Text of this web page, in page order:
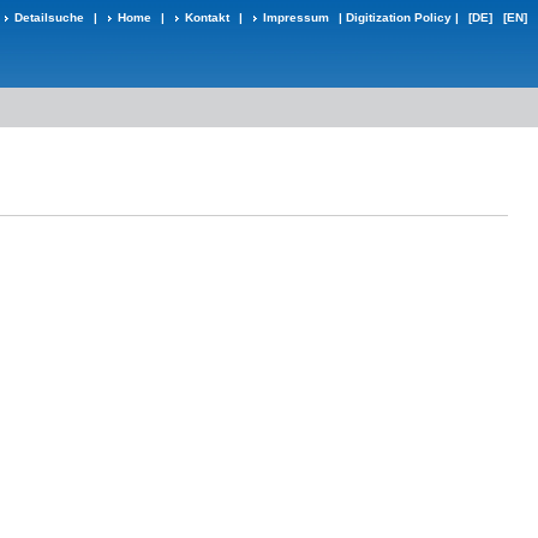
Detailsuche | Home | Kontakt | Impressum | Digitization Policy | [DE] [EN]